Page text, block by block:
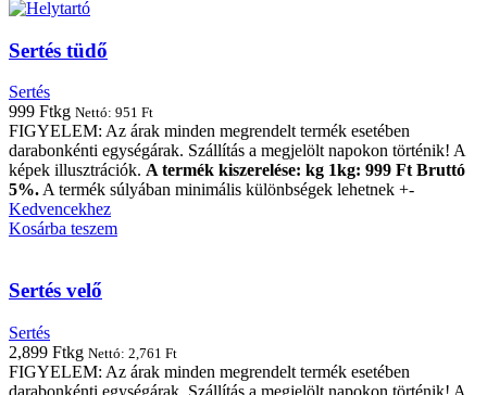
Sertés tüdő
Sertés
999 Ftkg Nettó: 951 Ft
FIGYELEM: Az árak minden megrendelt termék esetében
darabonkénti egységárak. Szállítás a megjelölt napokon történik! A
képek illusztrációk. A termék kiszerelése: kg 1kg: 999 Ft Bruttó
5%.A termék súlyában minimális különbségek lehetnek +-
Kedvencekhez
Kosárba teszem
Sertés velő
Sertés
2,899 Ftkg Nettó: 2,761 Ft
FIGYELEM: Az árak minden megrendelt termék esetében
darabonkénti egységárak. Szállítás a megjelölt napokon történik! A